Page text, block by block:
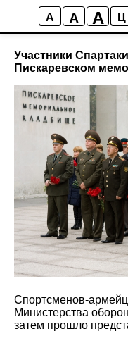
A A A Ц
Участники
Пискаревском
Спортсменов-
Министерства
затем прошло